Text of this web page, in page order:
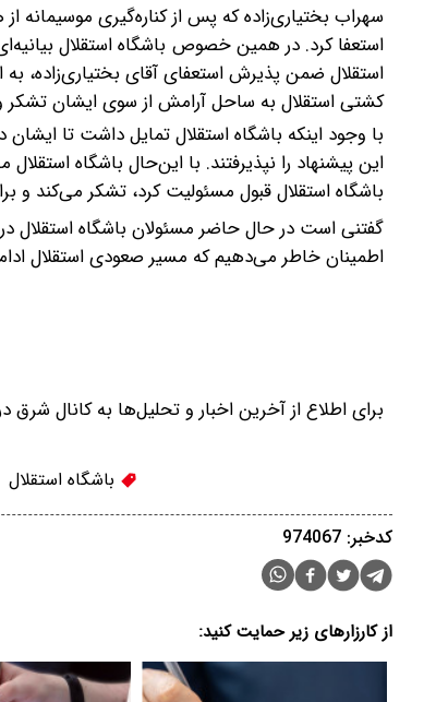
سهراب بختیاری‌زاده که پس از کناره‌گیری موسیمانه
استعفا کرد. در همین خصوص باشگاه استقلال
استقلال ضمن پذیرش استعفای آقای بختیاری‌زاده،
کشتی استقلال به ساحل آرامش از سوی ایشان تشکر
با وجود اینکه باشگاه استقلال تمایل داشت تا
این پیشنهاد را نپذیرفتند. با این‌حال باشگاه
باشگاه استقلال قبول مسئولیت کرد، تشکر می‌کند و
گفتنی است در حال حاضر مسئولان باشگاه استقلال
اطمینان خاطر می‌دهیم که مسیر صعودی استقلال
برای اطلاع از آخرین اخبار و تحلیل‌ها به کانال شرق
باشگاه استقلال
کدخبر: 974067
از کارزارهای زیر حمایت کنید: